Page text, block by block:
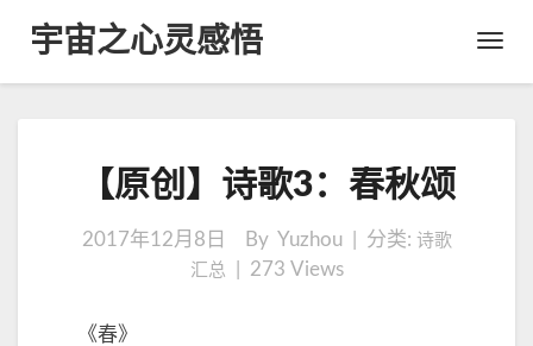
Toggle
宇宙之心灵感悟
原
】
诗
【原创】诗歌3：春秋颂
2017年12月8日 By Yuzhou | 分类: 诗歌
汇总
273 Views
《春》